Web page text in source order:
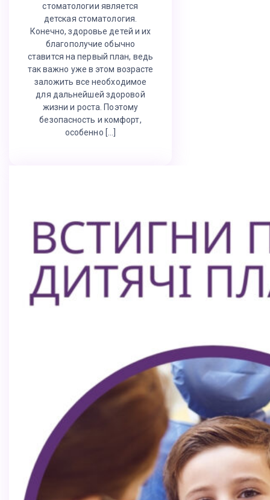
стоматологии является
детская стоматология.
Конечно, здоровье детей и их
благополучие обычно
ставится на первый план, ведь
так важно уже в этом возрасте
заложить все необходимое
для дальнейшей здоровой
жизни и роста. Поэтому
безопасность и комфорт,
особенно […]